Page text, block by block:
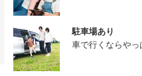
駐車場あり
車で行くならやっ